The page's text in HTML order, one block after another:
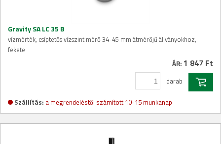
Gravity SA LC 35 B
vízmérték, csíptetős vízszint mérő 34-45 mm átmérőjű állványokhoz,
fekete
ÁR: 1 847 Ft
darab
Szállítás: a megrendeléstől számított 10-15 munkanap